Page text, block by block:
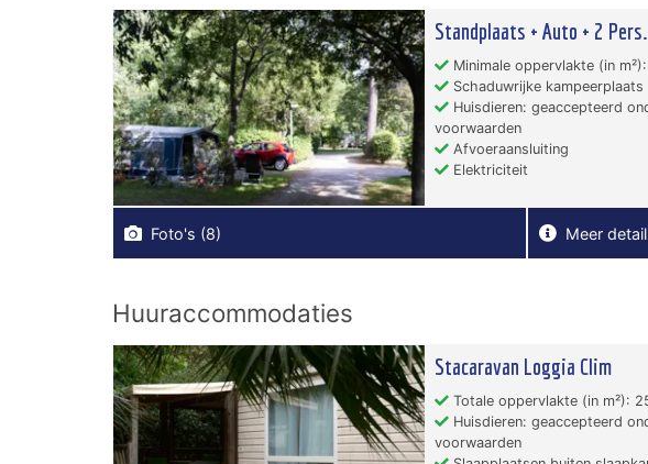
Standplaats + Auto + 2
Minimale oppervlakte (in
Schaduwrijke kampeerplaats
Huisdieren: geaccepteerd
voorwaarden
Afvoeraansluiting
Elektriciteit
Foto's (8) Meer
Huuraccommodaties
Stacaravan Loggia Clim
Totale oppervlakte (in m²):
Huisdieren: geaccepteerd
voorwaarden